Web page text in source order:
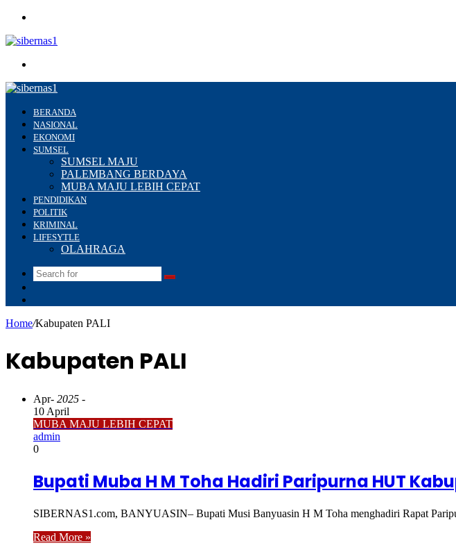
BERANDA
NASIONAL
EKONOMI
SUMSEL
SUMSEL MAJU
PALEMBANG BERDAYA
MUBA MAJU LEBIH CEPAT
PENDIDIKAN
POLITIK
KRIMINAL
LIFESYTLE
OLAHRAGA
Search
Home/Kabupaten PALI
Kabupaten PALI
Apr- 2025 -
10 April
MUBA MAJU LEBIH CEPAT
admin
0
Bupati Muba H M Toha Hadiri Paripurna HUT
SIBERNAS1.com, BANYUASIN– Bupati Musi Banyuasin H M Toha menghadiri Rapat
Read More »